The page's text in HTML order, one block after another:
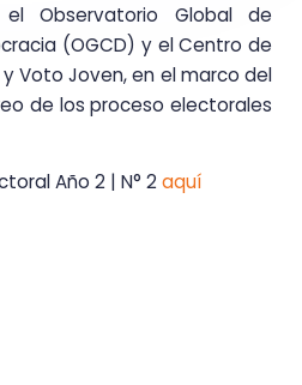
Observatorio Global de
(OGCD) y el Centro de
Voto Joven, en el marco del
de los proceso electorales
Año 2 | N° 2aquí